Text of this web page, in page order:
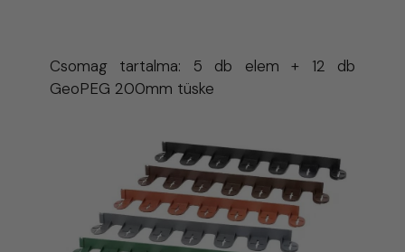
Csomag tartalma: 5 db elem + 12 db
GeoPEG 200mm tüske